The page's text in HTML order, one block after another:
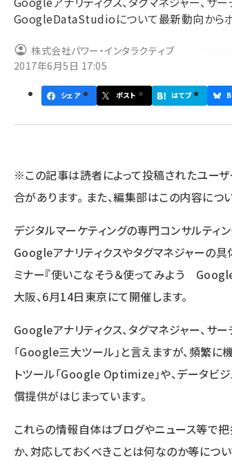
GoogleDataStudioについて最新動向からポ
株式会社パワー・インタラクティブ
2017年6月5日 17:05
シェア ポスト はてブ
※この記事は読者によって投稿されたユー
合があります。 また、編集部はこの内容につ
デジタルマーケティングの専門コンサルティ
Googleアナリティクスやタグマネジャーの
ミナー『使いこなそう＆使ってみよう
大阪、6月14日東京にて開催します。
Googleアナリティクス、タグマネジャー、
「Google三大ツール」と言えますが、頻繁
トツール「Google Optimize」や、データビ
償提供がはじまっています。
これらの情報自体はブログやニュース等で把
か、対応しておくべきことは何なのか等につ